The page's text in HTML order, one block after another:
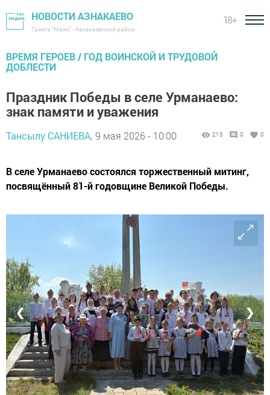
НОВОСТИ АЗНАКАЕВО
Газета "Маяк" - Азнакаевский район
18+
ВРЕМЯ ГЕРОЕВ / ГОД ВОИНСКОЙ И ТРУДОВОЙ
ДОБЛЕСТИ
Праздник Победы в селе Урманаево:
знак памяти и уважения
Тансылу САНИЕВА, 9 мая 2026 - 10:00 213 0 0
В селе Урманаево состоялся торжественный митинг,
посвящённый 81-й годовщине Великой Победы.
❮ ❯